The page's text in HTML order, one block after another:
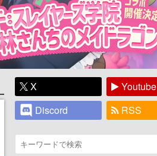
X
Youtube
Discord
RSS